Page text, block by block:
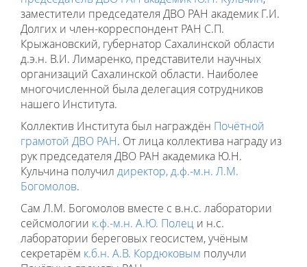
заместители председателя ДВО РАН академик Г.И.
Долгих и член-корреспондент РАН С.П.
Крыжановский, губернатор Сахалинской области
д.э.н. В.И. Лимаренко, представители научных
организаций Сахалинской области. Наиболее
многочисленной была делегация сотрудников
нашего Института.
Коллектив Института был награждён Почётной
грамотой ДВО РАН. От лица коллектива награду из
рук председателя ДВО РАН академика Ю.Н.
Кульчина получил директор, д.ф.-м.н. Л.М.
Богомолов.
Сам Л.М. Богомолов вместе с в.н.с. лаборатории
сейсмологии к.ф.-м.н. А.Ю. Полец и н.с.
лаборатории береговых геосистем, учёным
секретарём к.б.н. А.В. Кордюковым получли